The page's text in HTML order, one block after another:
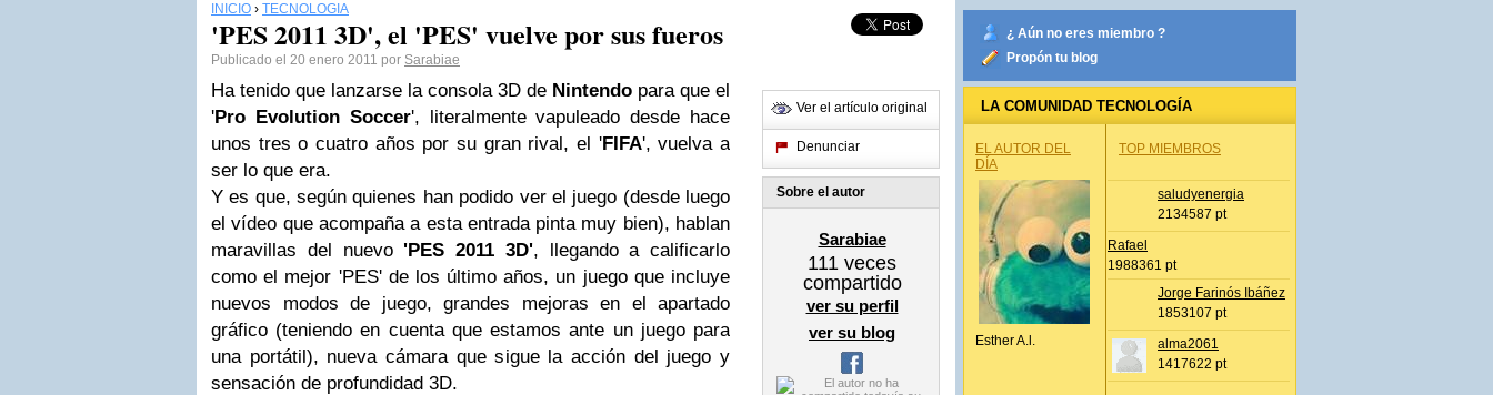
INICIO › TECNOLOGÍA
'PES 2011 3D', el 'PES' vuelve por sus fueros
Publicado el 20 enero 2011 por Sarabiae
Ha tenido que lanzarse la consola 3D de Nintendo para que el
'Pro Evolution Soccer', literalmente vapuleado desde hace
unos tres o cuatro años por su gran rival, el 'FIFA', vuelva a
ser lo que era.
Y es que, según quienes han podido ver el juego (desde luego
el vídeo que acompaña a esta entrada pinta muy bien), hablan
maravillas del nuevo'PES 2011 3D', llegando a calificarlo
como el mejor 'PES' de los último años, un juego que incluye
nuevos modos de juego, grandes mejoras en el apartado
gráfico (teniendo en cuenta que estamos ante un juego para
una portátil), nueva cámara que sigue la acción del juego y
sensación de profundidad 3D.
Ver el artículo original
Denunciar
Sobre el autor
Sarabiae
111 veces
compartido
ver su perfil
ver su blog
¿ Aún no eres miembro ?
Propón tu blog
LA COMUNIDAD TECNOLOGÍA
EL AUTOR DEL
DÍA
Esther A.l.
TOP MIEMBROS
saludyenergia
2134587 pt
Rafael
1988361 pt
Jorge Farinós Ibáñez
1853107 pt
alma2061
1417622 pt